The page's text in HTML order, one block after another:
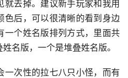
就去掉。建议新手玩家和我用
色后，可以很清晰的看到身边
一个姓名版排列方式，里面共
名版，一个是堆叠姓名版。
一次性的拉七八只小怪，而有